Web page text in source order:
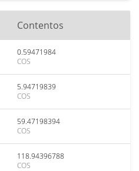
Contentos
0.59471984
COS
5.94719839
COS
59.47198394
COS
118.94396788
COS